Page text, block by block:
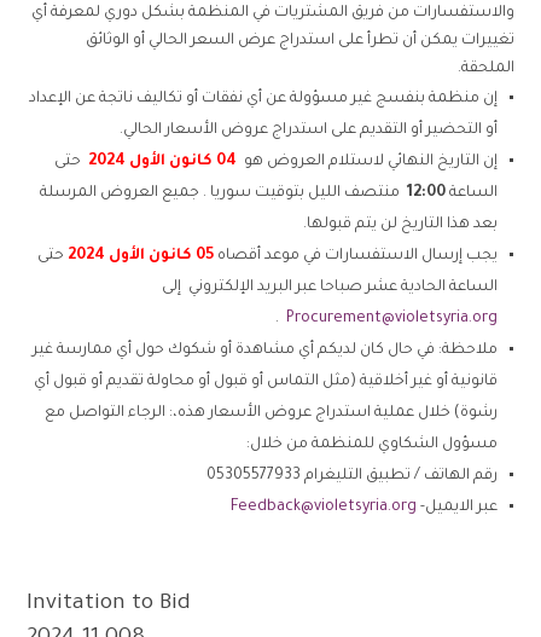
والاستفسارات من فريق المشتريات في المنظمة بشكل دوري لمعرفة أي
تغييرات يمكن أن تطرأ على استدراج عرض السعر الحالي أو الوثائق
الملحقة.
إن منظمة بنفسج غير مسؤولة عن أي نفقات أو تكاليف ناتجة عن الإعداد
أو التحضير أو التقديم على استدراج عروض الأسعار الحالي.
إن التاريخ النهائي لاستلام العروض هو 04 كانون الأول 2024
حتى
الساعة 12:00
منتصف الليل بتوقيت سوريا . جميع العروض المرسلة
بعد هذا التاريخ لن يتم قبولها.
يجب إرسال الاستفسارات في موعد أقصاه
حتى
الساعة الحادية عشر صباحا عبر البريد الإلكتروني إلى
Procurement@violetsyria.org
.
ملاحظة: في حال كان لديكم أي مشاهدة أو شكوك حول أي ممارسة غير
قانونية أو غير أخلاقية (مثل التماس أو قبول أو محاولة تقديم أو قبول أي
رشوة) خلال عملية استدراج عروض الأسعار هذه،: الرجاء التواصل مع
مسؤول الشكاوي للمنظمة من خلال:
رقم الهاتف / تطبيق التليغرام 05305577933
عبر الايميل- Feedback@violetsyria.org
Invitation to Bid